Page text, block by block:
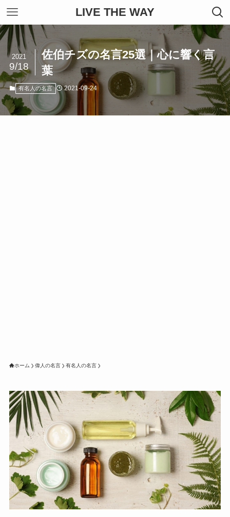
LIVE THE WAY
佐伯チズの名言25選｜心に響く言
葉
2021
9/18
有名人の名言 2021-09-24
ホーム 偉人の名言 有名人の名言